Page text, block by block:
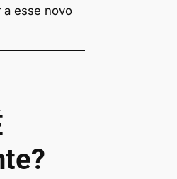
a esse novo